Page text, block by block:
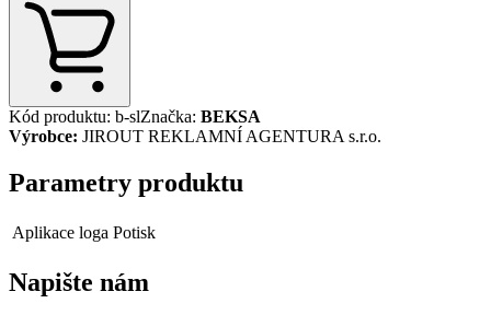
Kód produktu: b-slZnačka: BEKSA
Výrobce: JIROUT REKLAMNÍ AGENTURA s.r.o.
Parametry produktu
Aplikace loga Potisk
Napište nám